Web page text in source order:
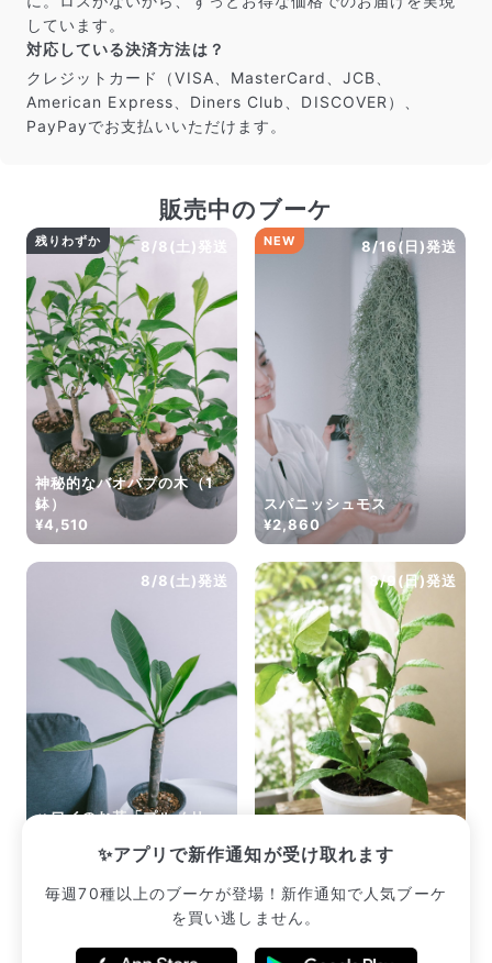
しています。
対応している決済方法は？
クレジットカード（VISA、MasterCard、JCB、
American Express、Diners Club、DISCOVER）、
PayPayでお支払いいただけます。
✨アプリで新作通知が受け取れます
毎週70種以上のブーケが登場！新作通知で人気ブーケ
を買い逃しません。
販売中のブーケ
8/8(土)発送
残りわずか
神秘的なバオバブの木（1
鉢）
¥4,510
8/16(日)発送
NEW
スパニッシュモス
¥2,860
8/8(土)発送
ハワイのお花「プルメリ
8/9(日)発送
¥2,915
販売中のブーケ一覧へ